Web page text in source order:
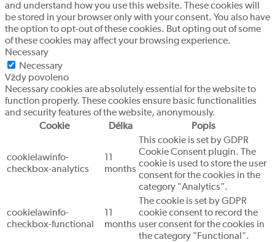
and understand how you use this website. These cookies will
be stored in your browser only with your consent. You also have
the option to opt-out of these cookies. But opting out of some
of these cookies may affect your browsing experience.
Necessary
Necessary
Vždy povoleno
Necessary cookies are absolutely essential for the website to
function properly. These cookies ensure basic functionalities
and security features of the website, anonymously.
Cookie
Délka Popis
cookielawinfo-
checkbox-analytics
months
This cookie is set by GDPR
Cookie Consent plugin. The
cookie is used to store the user
consent for the cookies in the
category "Analytics".
cookielawinfo-
checkbox-functional
months
The cookie is set by GDPR
cookie consent to record the
user consent for the cookies in
the category "Functional".